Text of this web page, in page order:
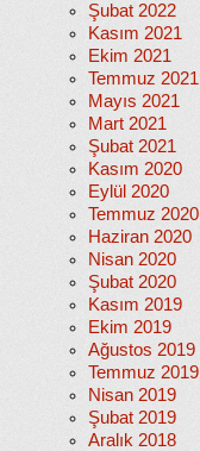
Şubat 2022
Kasım 2021
Ekim 2021
Temmuz 2021
Mayıs 2021
Mart 2021
Şubat 2021
Kasım 2020
Eylül 2020
Temmuz 2020
Haziran 2020
Nisan 2020
Şubat 2020
Kasım 2019
Ekim 2019
Ağustos 2019
Temmuz 2019
Nisan 2019
Şubat 2019
Aralık 2018